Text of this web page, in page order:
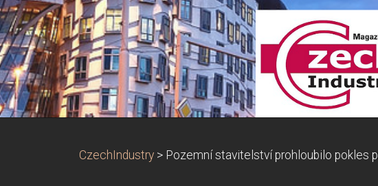
CzechIndustry > Pozemní stavitelství prohloubilo pokles